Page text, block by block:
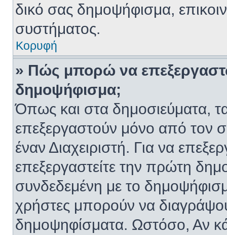
δικό σας δημοψήφισμα,
συστήματος.
Κορυφή
» Πώς μπορώ να
δημοψήφισμα;
Όπως και στα δημοσιεύματα,
επεξεργαστούν μόνο από τον
έναν Διαχειριστή. Για να
επεξεργαστείτε την πρώτη
συνδεδεμένη με το
χρήστες μπορούν να
δημοψηφίσματα. Ωστόσο, Αν